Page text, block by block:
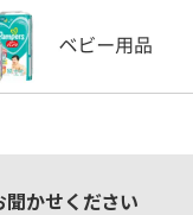
聞かせください